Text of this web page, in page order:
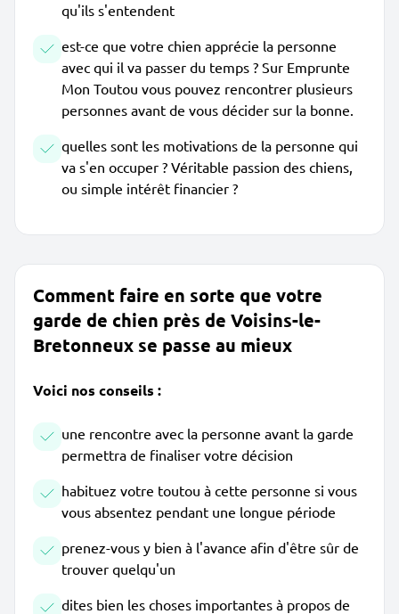
qu'ils s'entendent
est-ce que votre chien apprécie la personne
avec qui il va passer du temps ? Sur Emprunte
Mon Toutou vous pouvez rencontrer plusieurs
personnes avant de vous décider sur la bonne.
quelles sont les motivations de la personne qui
va s'en occuper ? Véritable passion des chiens,
ou simple intérêt financier ?
Comment faire en sorte que votre
garde de chien près de Voisins-le-
Bretonneux se passe au mieux
Voici nos conseils :
une rencontre avec la personne avant la garde
permettra de finaliser votre décision
habituez votre toutou à cette personne si vous
vous absentez pendant une longue période
prenez-vous y bien à l'avance afin d'être sûr de
trouver quelqu'un
dites bien les choses importantes à propos de